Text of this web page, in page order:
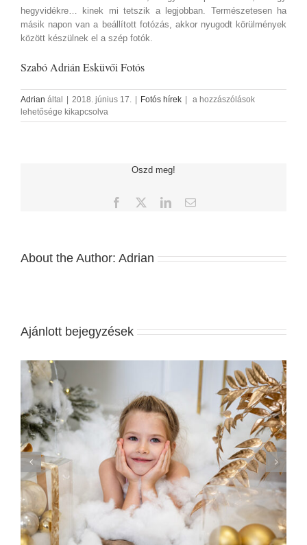
hegyvidékre… kinek mi tetszik a legjobban. Természetesen ha
másik napon van a beállított fotózás, akkor nyugodt körülmények
között készülnek el a szép fotók.
Szabó Adrián Esküvői Fotós
Adrian által | 2018. június 17. | Fotós hírek |
A
Esküvői
a hozzászólások
lehetősége kikapcsolva
Oszd meg!
Facebook LinkedInEmail:
About the Author: Adrian
Ajánlott bejegyzések
A Legjobb Esküvői Meghívók 2020-ban